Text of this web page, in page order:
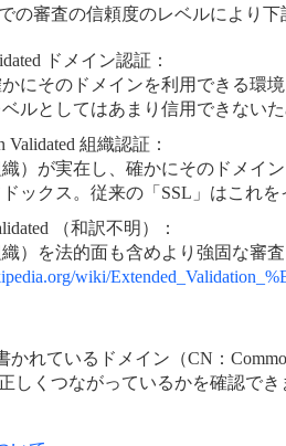
の審査の信頼度のレベルにより下
ドメイン認証：
にそのドメインを利用できる環
ルとしてはあまり信用できない
Validated 組織認証：
）が実在し、確かにそのドメイ
ックス。従来の「SSL」はこれを
（和訳不明）：
）を法的面も含めより強固な審
wiki/
かれているドメイン（CN：
しくつながっているかを確認でき